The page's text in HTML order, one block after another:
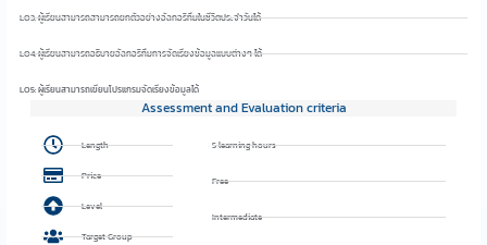
LO3: ผู้เรียนสามารถสามารถยกตัวอย่างอัลกอริทึมในชีวิตประจำวันได้
LO4: ผู้เรียนสามารถอธิบายอัลกอริทึมการจัดเรียงข้อมูลแบบต่างๆ ได้
LO5: ผู้เรียนสามารถเขียนโปรแกรมจัดเรียงข้อมูลได้
Assessment and Evaluation criteria
Length
Price
Level
Target Group
5 learning hours
Free
Intermediate